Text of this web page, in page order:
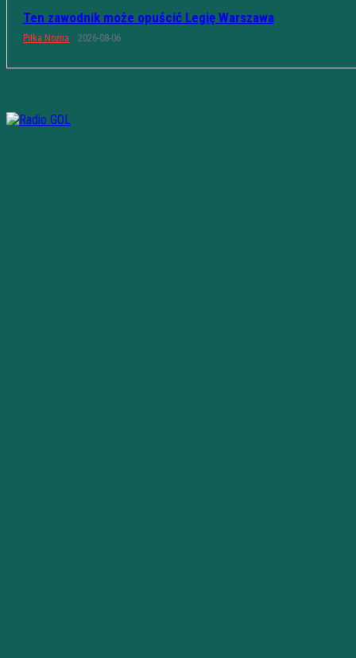
Ten zawodnik może opuścić Legię Warszawa
Piłka Nożna 2026-08-06